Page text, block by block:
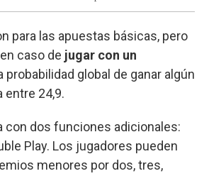
para las apuestas básicas, pero
caso de jugar con un
probabilidad global de ganar algún
entre 24,9.
con dos funciones adicionales:
Play. Los jugadores pueden
menores por dos, tres,